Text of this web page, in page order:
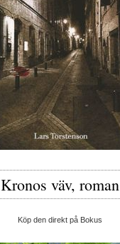
Kronos väv, roman
Köp den direkt på Bokus